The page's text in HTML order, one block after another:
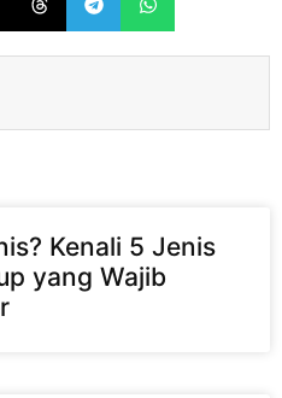
Kenali 5 Jenis
yang Wajib